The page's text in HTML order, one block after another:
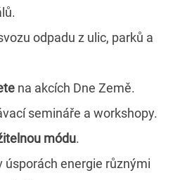
odpadu z ulic, parků a
na akcích Dne Země.
semináře a workshopy.
módu.
úsporách energie různými